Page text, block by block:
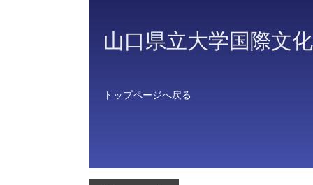
山口県立大学国際文
トップページへ戻る